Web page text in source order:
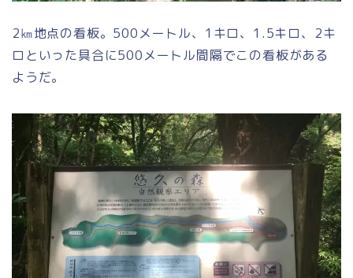
2㎞地点の看板。500メートル、1キロ、1.5キロ、2キ
ロといった具合に500メートル間隔でこの看板がある
ようだ。